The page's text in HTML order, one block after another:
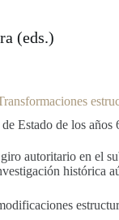
(eds.)
Estado de los
autoritario en el
histórica